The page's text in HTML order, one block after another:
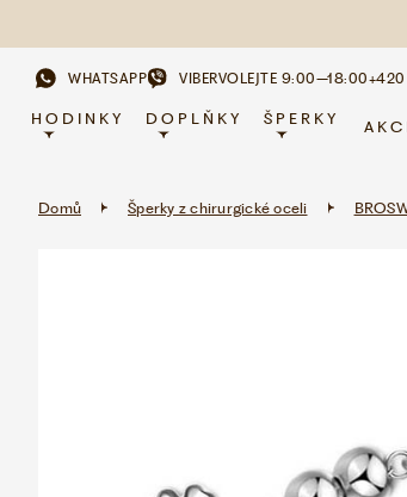
WHATSAPP VIBERVOLEJTE 9:00–18:00
HODINKY DOPLŇKY ŠPERKY
Domů Šperky z chirurgické oceli